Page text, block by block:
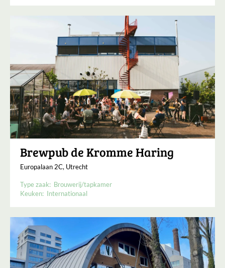
Brewpub de Kromme Haring
Europalaan 2C, Utrecht
Type zaak: Brouwerij/tapkamer
Keuken: Internationaal